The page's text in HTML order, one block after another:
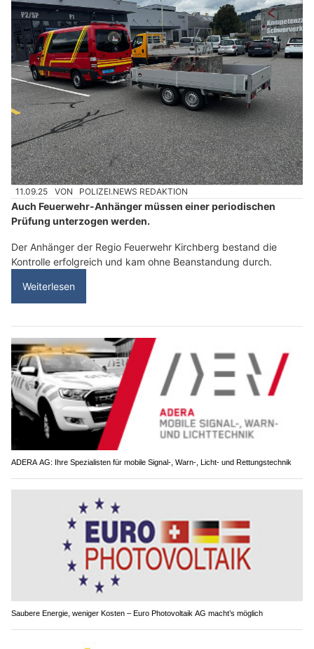
11.09.25 VON POLIZEI.NEWS REDAKTION
Auch Feuerwehr-Anhänger müssen einer periodischen
Prüfung unterzogen werden.
Der Anhänger der Regio Feuerwehr Kirchberg bestand die
Kontrolle erfolgreich und kam ohne Beanstandung durch.
Weiterlesen
ADERA AG: Ihre Spezialisten für mobile Signal-, Warn-, Licht- und Rettungstechnik
Saubere Energie, weniger Kosten – Euro Photovoltaik AG macht’s möglich